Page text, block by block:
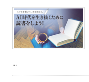
...